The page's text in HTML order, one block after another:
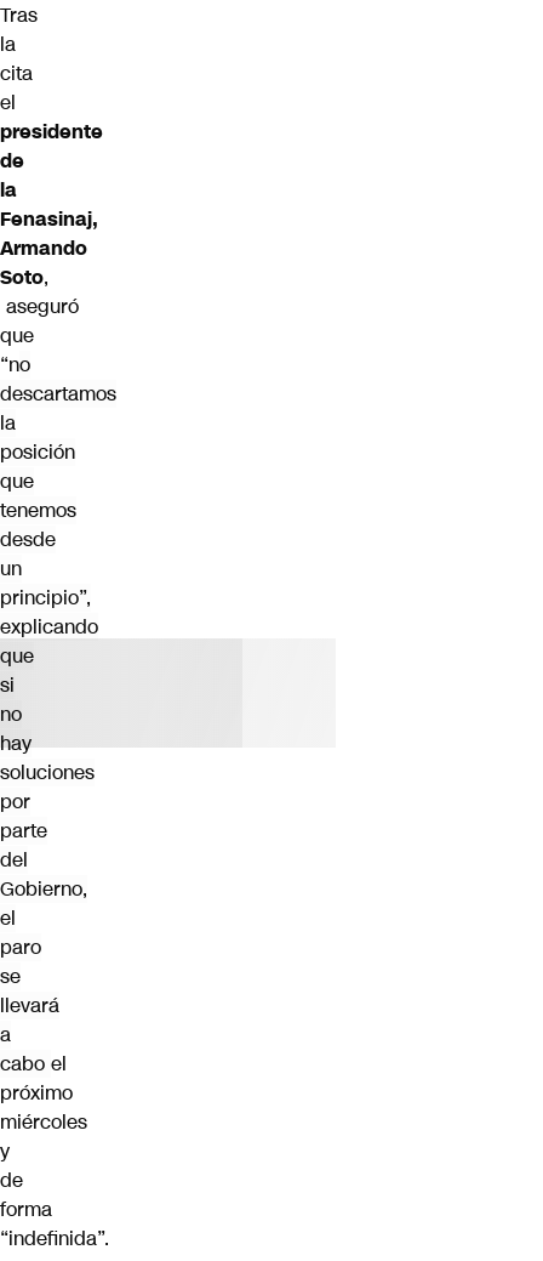
Tras
la
cita
el
presidente
de
la
Fenasinaj,
Armando
Soto,
aseguró
que
“no
descartamos
la
posición
que
tenemos
desde
un
principio”,
explicando
que
si
no
hay
soluciones
por
parte
del
Gobierno,
el
paro
se
llevará
a
cabo el
próximo
miércoles
y
de
forma
“indefinida”.